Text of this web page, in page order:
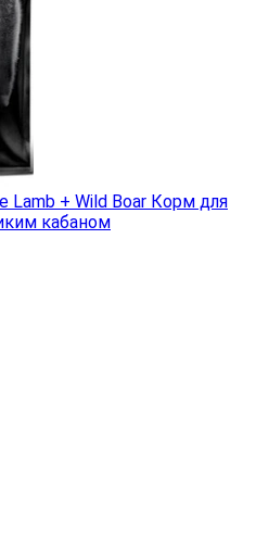
Lamb + Wild Boar Корм для
кабаном